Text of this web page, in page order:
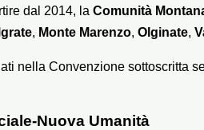
dal 2014, la Comunità
, Monte Marenzo, Olginate,
nella Convenzione sottoscritta
Nuova Umanità